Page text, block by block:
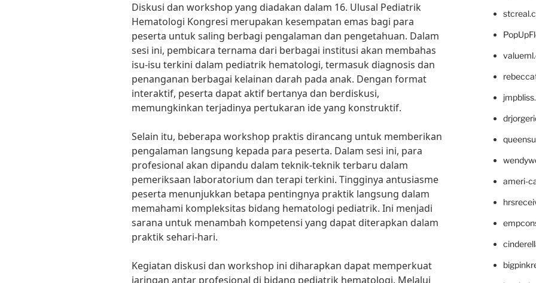
Diskusi dan workshop yang diadakan dalam 16. Ulusal Pediatrik
Hematologi Kongresi merupakan kesempatan emas bagi para
peserta untuk saling berbagi pengalaman dan pengetahuan. Dalam
sesi ini, pembicara ternama dari berbagai institusi akan membahas
isu-isu terkini dalam pediatrik hematologi, termasuk diagnosis dan
penanganan berbagai kelainan darah pada anak. Dengan format
interaktif, peserta dapat aktif bertanya dan berdiskusi,
memungkinkan terjadinya pertukaran ide yang konstruktif.
Selain itu, beberapa workshop praktis dirancang untuk memberikan
pengalaman langsung kepada para peserta. Dalam sesi ini, para
profesional akan dipandu dalam teknik-teknik terbaru dalam
pemeriksaan laboratorium dan terapi terkini. Tingginya antusiasme
peserta menunjukkan betapa pentingnya praktik langsung dalam
memahami kompleksitas bidang hematologi pediatrik. Ini menjadi
sarana untuk menambah kompetensi yang dapat diterapkan dalam
praktik sehari-hari.
Kegiatan diskusi dan workshop ini diharapkan dapat memperkuat
jaringan antar profesional di bidang pediatrik hematologi. Melalui
ameri-